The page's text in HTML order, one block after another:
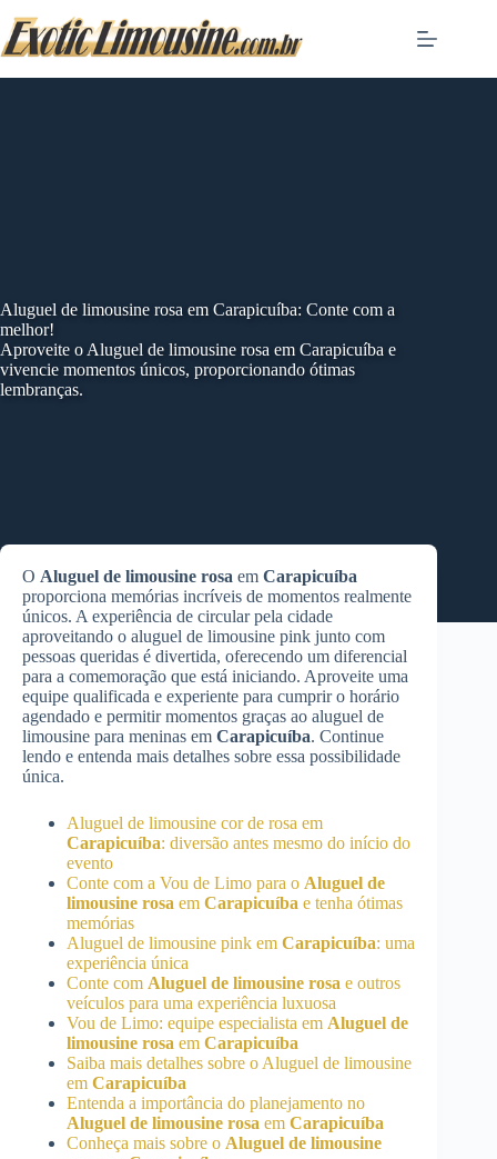
to
content
Aluguel de limousine rosa em Carapicuíba: Conte com a
melhor!
Aproveite o Aluguel de limousine rosa em Carapicuíba e
vivencie momentos únicos, proporcionando ótimas
lembranças.
O Aluguel de limousine rosa em Carapicuíba
proporciona memórias incríveis de momentos realmente
únicos. A experiência de circular pela cidade
aproveitando o aluguel de limousine pink junto com
pessoas queridas é divertida, oferecendo um diferencial
para a comemoração que está iniciando. Aproveite uma
equipe qualificada e experiente para cumprir o horário
agendado e permitir momentos graças ao aluguel de
limousine para meninas em Carapicuíba. Continue
lendo e entenda mais detalhes sobre essa possibilidade
única.
Aluguel de limousine cor de rosa em
Carapicuíba: diversão antes mesmo do início do
evento
Conte com a Vou de Limo para o Aluguel de
limousine rosa em Carapicuíba e tenha ótimas
memórias
Aluguel de limousine pink em Carapicuíba: uma
experiência única
Conte com Aluguel de limousine rosa e outros
veículos para uma experiência luxuosa
Vou de Limo: equipe especialista em Aluguel de
limousine rosa em Carapicuíba
Saiba mais detalhes sobre o Aluguel de limousine
em Carapicuíba
Entenda a importância do planejamento no
Aluguel de limousine rosa em Carapicuíba
Conheça mais sobre o Aluguel de limousine